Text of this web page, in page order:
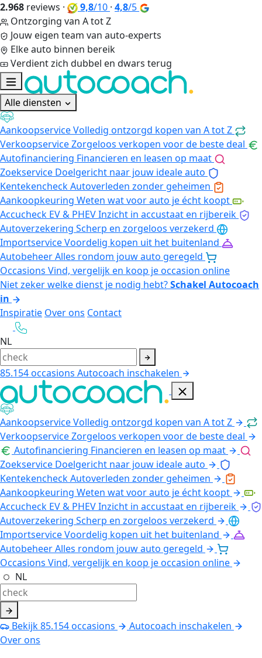
2.968 reviews · 9,8/10 · 4,8/5
Ontzorging van A tot Z
Jouw eigen team van auto-experts
Elke auto binnen bereik
Verdient zich dubbel en dwars terug
Alle diensten
AankoopserviceVolledig ontzorgd kopen van A tot Z
VerkoopserviceZorgeloos verkopen voor de beste deal
Autofinanciering Financieren en leasen op maat
Zoekservice Doelgericht naar jouw ideale auto
KentekencheckAutoverleden zonder geheimen
Aankoopkeuring Weten wat voor auto je écht koopt
Accucheck EV & PHEVInzicht in accustaat en rijbereik
Autoverzekering Scherp en zorgeloos verzekerd
ImportserviceVoordelig kopen uit het buitenland
AutobeheerAlles rondom jouw auto geregeld
Occasions Vind, vergelijk en koop je occasion online
Niet zeker welke dienst je nodig hebt?Schakel Autocoach
in
Inspiratie Over ons Contact
NL
85.154occasions Autocoach inschakelen
AankoopserviceVolledig ontzorgd kopen van A tot Z
VerkoopserviceZorgeloos verkopen voor de beste deal
Autofinanciering Financieren en leasen op maat
Zoekservice Doelgericht naar jouw ideale auto
KentekencheckAutoverleden zonder geheimen
Aankoopkeuring Weten wat voor auto je écht koopt
Accucheck EV & PHEVInzicht in accustaat en rijbereik
Autoverzekering Scherp en zorgeloos verzekerd
ImportserviceVoordelig kopen uit het buitenland
AutobeheerAlles rondom jouw auto geregeld
Occasions Vind, vergelijk en koop je occasion online
NL
Bekijk85.154occasions
Autocoach inschakelen
Over ons